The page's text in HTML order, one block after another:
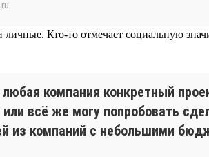
Кто-то отмечает социальную
компания конкретный
всё же могу попробовать
из компаний с небольшими